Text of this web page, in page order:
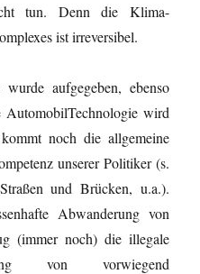
tun. Denn die Klima-
ist irreversibel.
aufgegeben, ebenso
AutomobilTechnologie wird
noch die allgemeine
unserer Politiker (s.
und Brücken, u.a.).
Abwanderung von
(immer noch) die illegale
von vorwiegend